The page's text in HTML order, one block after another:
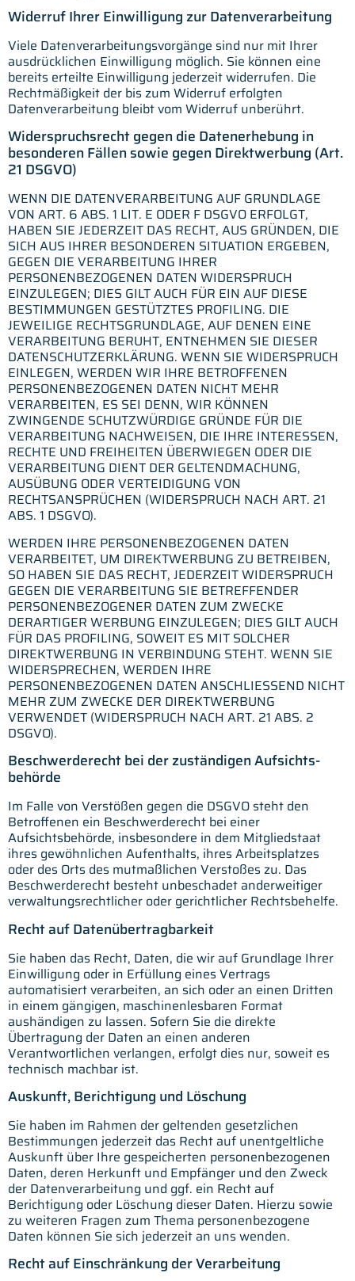
Widerruf Ihrer Einwilligung zur Datenverarbeitung
Viele Datenverarbeitungsvorgänge sind nur mit Ihrer
ausdrücklichen Einwilligung möglich. Sie können eine
bereits erteilte Einwilligung jederzeit widerrufen. Die
Rechtmäßigkeit der bis zum Widerruf erfolgten
Datenverarbeitung bleibt vom Widerruf unberührt.
Widerspruchsrecht gegen die Datenerhebung in
besonderen Fällen sowie gegen Direktwerbung (Art.
21 DSGVO)
WENN DIE DATENVERARBEITUNG AUF GRUNDLAGE
VON ART. 6 ABS. 1 LIT. E ODER F DSGVO ERFOLGT,
HABEN SIE JEDERZEIT DAS RECHT, AUS GRÜNDEN, DIE
SICH AUS IHRER BESONDEREN SITUATION ERGEBEN,
GEGEN DIE VERARBEITUNG IHRER
PERSONENBEZOGENEN DATEN WIDERSPRUCH
EINZULEGEN; DIES GILT AUCH FÜR EIN AUF DIESE
BESTIMMUNGEN GESTÜTZTES PROFILING. DIE
JEWEILIGE RECHTSGRUNDLAGE, AUF DENEN EINE
VERARBEITUNG BERUHT, ENTNEHMEN SIE DIESER
DATENSCHUTZERKLÄRUNG. WENN SIE WIDERSPRUCH
EINLEGEN, WERDEN WIR IHRE BETROFFENEN
PERSONENBEZOGENEN DATEN NICHT MEHR
VERARBEITEN, ES SEI DENN, WIR KÖNNEN
ZWINGENDE SCHUTZWÜRDIGE GRÜNDE FÜR DIE
VERARBEITUNG NACHWEISEN, DIE IHRE INTERESSEN,
RECHTE UND FREIHEITEN ÜBERWIEGEN ODER DIE
VERARBEITUNG DIENT DER GELTENDMACHUNG,
AUSÜBUNG ODER VERTEIDIGUNG VON
RECHTSANSPRÜCHEN (WIDERSPRUCH NACH ART. 21
ABS. 1 DSGVO).
WERDEN IHRE PERSONENBEZOGENEN DATEN
VERARBEITET, UM DIREKTWERBUNG ZU BETREIBEN,
SO HABEN SIE DAS RECHT, JEDERZEIT WIDERSPRUCH
GEGEN DIE VERARBEITUNG SIE BETREFFENDER
PERSONENBEZOGENER DATEN ZUM ZWECKE
DERARTIGER WERBUNG EINZULEGEN; DIES GILT AUCH
FÜR DAS PROFILING, SOWEIT ES MIT SOLCHER
DIREKTWERBUNG IN VERBINDUNG STEHT. WENN SIE
WIDERSPRECHEN, WERDEN IHRE
PERSONENBEZOGENEN DATEN ANSCHLIESSEND NICHT
MEHR ZUM ZWECKE DER DIREKTWERBUNG
VERWENDET (WIDERSPRUCH NACH ART. 21 ABS. 2
DSGVO).
Beschwerde­recht bei der zuständigen Aufsichts­
behörde
Im Falle von Verstößen gegen die DSGVO steht den
Betroffenen ein Beschwerderecht bei einer
Aufsichtsbehörde, insbesondere in dem Mitgliedstaat
ihres gewöhnlichen Aufenthalts, ihres Arbeitsplatzes
oder des Orts des mutmaßlichen Verstoßes zu. Das
Beschwerderecht besteht unbeschadet anderweitiger
verwaltungsrechtlicher oder gerichtlicher Rechtsbehelfe.
Recht auf Daten­übertrag­barkeit
Sie haben das Recht, Daten, die wir auf Grundlage Ihrer
Einwilligung oder in Erfüllung eines Vertrags
automatisiert verarbeiten, an sich oder an einen Dritten
in einem gängigen, maschinenlesbaren Format
aushändigen zu lassen. Sofern Sie die direkte
Übertragung der Daten an einen anderen
Verantwortlichen verlangen, erfolgt dies nur, soweit es
technisch machbar ist.
Auskunft, Berichtigung und Löschung
Sie haben im Rahmen der geltenden gesetzlichen
Bestimmungen jederzeit das Recht auf unentgeltliche
Auskunft über Ihre gespeicherten personenbezogenen
Daten, deren Herkunft und Empfänger und den Zweck
der Datenverarbeitung und ggf. ein Recht auf
Berichtigung oder Löschung dieser Daten. Hierzu sowie
zu weiteren Fragen zum Thema personenbezogene
Daten können Sie sich jederzeit an uns wenden.
Recht auf Einschränkung der Verarbeitung